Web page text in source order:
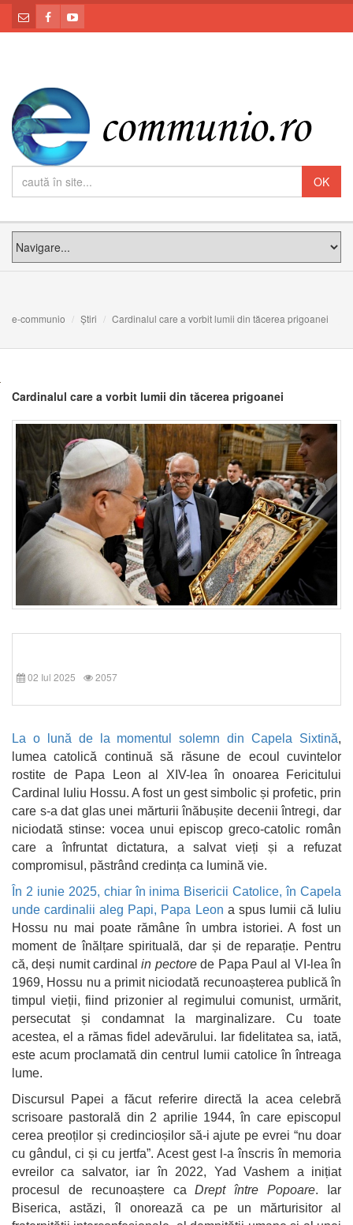
e-communio Știri Cardinalul care a vorbit lumii din tăcerea prigoanei
Cardinalul care a vorbit lumii din tăcerea prigoanei
02 Iul 2025 2057
La o lună de la momentul solemn din Capela Sixtină,
lumea catolică continuă să răsune de ecoul cuvintelor
rostite de Papa Leon al XIV-lea în onoarea Fericitului
Cardinal Iuliu Hossu. A fost un gest simbolic și profetic, prin
care s-a dat glas unei mărturii înăbușite decenii întregi, dar
niciodată stinse: vocea unui episcop greco-catolic român
care a înfruntat dictatura, a salvat vieți și a refuzat
compromisul, păstrând credința ca lumină vie.
În 2 iunie 2025, chiar în inima Bisericii Catolice, în Capela
unde cardinalii aleg Papi, Papa Leon a spus lumii că Iuliu
Hossu nu mai poate rămâne în umbra istoriei. A fost un
moment de înălțare spirituală, dar și de reparație. Pentru
că, deși numit cardinalin pectorede Papa Paul al VI-lea în
1969, Hossu nu a primit niciodată recunoașterea publică în
timpul vieții, fiind prizonier al regimului comunist, urmărit,
persecutat și condamnat la marginalizare. Cu toate
acestea, el a rămas fidel adevărului. Iar fidelitatea sa, iată,
este acum proclamată din centrul lumii catolice în întreaga
lume.
Discursul Papei a făcut referire directă la acea celebră
scrisoare pastorală din 2 aprilie 1944, în care episcopul
cerea preoților și credincioșilor să-i ajute pe evrei “nu doar
cu gândul, ci și cu jertfa”. Acest gest l-a înscris în memoria
evreilor ca salvator, iar în 2022, Yad Vashem a inițiat
procesul de recunoaștere caDrept între Popoare. Iar
Biserica, astăzi, îl onorează ca pe un mărturisitor al